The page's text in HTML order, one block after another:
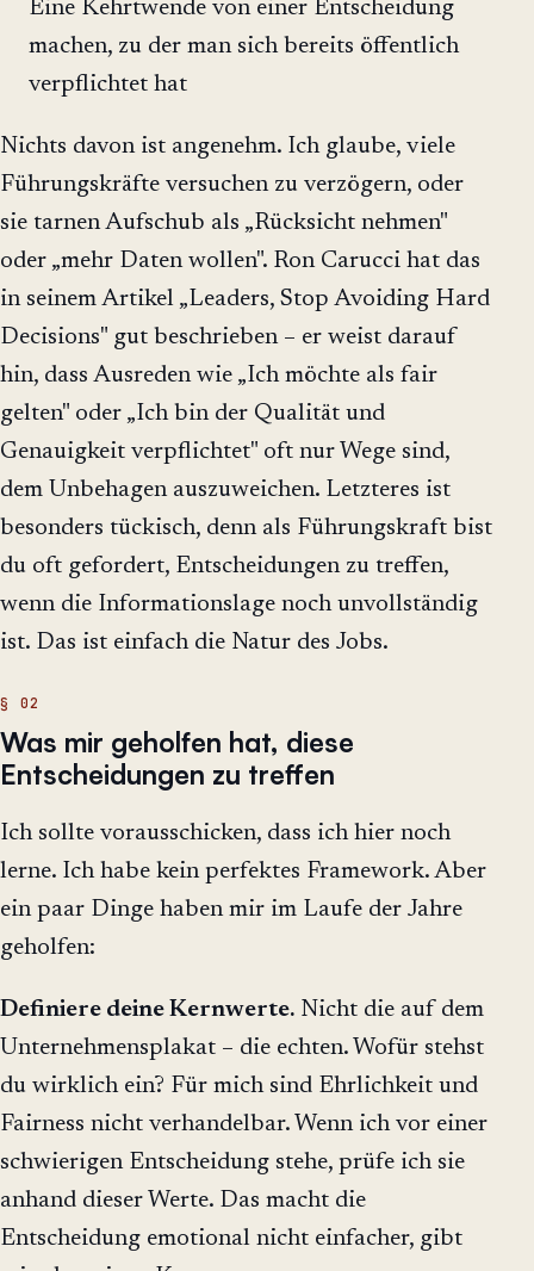
Eine Kehrtwende von einer Entscheidung
machen, zu der man sich bereits öffentlich
verpflichtet hat
Nichts davon ist angenehm. Ich glaube, viele
Führungskräfte versuchen zu verzögern, oder
sie tarnen Aufschub als „Rücksicht nehmen"
oder „mehr Daten wollen". Ron Carucci hat das
in seinem Artikel „Leaders, Stop Avoiding Hard
Decisions" gut beschrieben – er weist darauf
hin, dass Ausreden wie „Ich möchte als fair
gelten" oder „Ich bin der Qualität und
Genauigkeit verpflichtet" oft nur Wege sind,
dem Unbehagen auszuweichen. Letzteres ist
besonders tückisch, denn als Führungskraft bist
du oft gefordert, Entscheidungen zu treffen,
wenn die Informationslage noch unvollständig
ist. Das ist einfach die Natur des Jobs.
Was mir geholfen hat, diese
Entscheidungen zu treffen
Ich sollte vorausschicken, dass ich hier noch
lerne. Ich habe kein perfektes Framework. Aber
ein paar Dinge haben mir im Laufe der Jahre
geholfen:
Definiere deine Kernwerte. Nicht die auf dem
Unternehmensplakat – die echten. Wofür stehst
du wirklich ein? Für mich sind Ehrlichkeit und
Fairness nicht verhandelbar. Wenn ich vor einer
schwierigen Entscheidung stehe, prüfe ich sie
anhand dieser Werte. Das macht die
Entscheidung emotional nicht einfacher, gibt